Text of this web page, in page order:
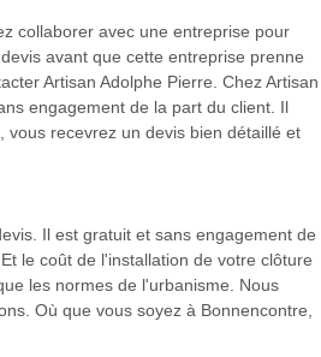
collaborer avec une entreprise pour
avant que cette entreprise prenne
Artisan Adolphe Pierre. Chez Artisan
engagement de la part du client. Il
recevrez un devis bien détaillé et
Il est gratuit et sans engagement de
le coût de l'installation de votre clôture
les normes de l'urbanisme. Nous
Où que vous soyez à Bonnencontre,